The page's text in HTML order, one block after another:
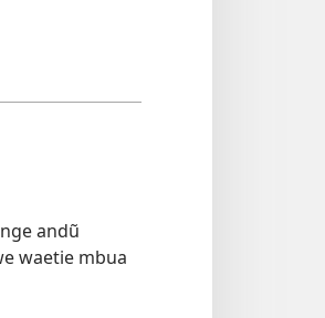
andũ
waetie mbua